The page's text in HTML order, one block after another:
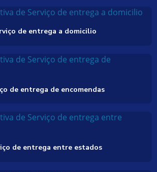
de entrega a domicilio
de entrega de encomendas
de entrega entre estados